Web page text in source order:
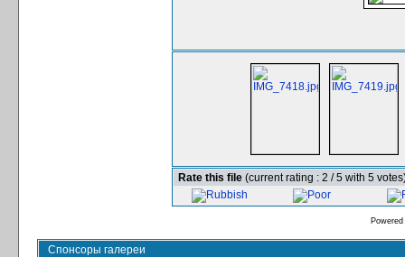
Rate this file (current rating : 2 / 5 with 5
Спонсоры галереи